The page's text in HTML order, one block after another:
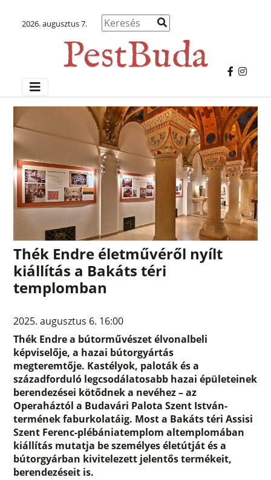
2026. augusztus 7.
Thék Endre életművéről nyílt
kiállítás a Bakáts téri
templomban
2025. augusztus 6. 16:00
Thék Endre a bútorművészet élvonalbeli
képviselője, a hazai bútorgyártás
megteremtője. Kastélyok, paloták és a
századforduló legcsodálatosabb hazai épületeinek
berendezései kötődnek a nevéhez – az
Operaháztól a Budavári Palota Szent István-
termének faburkolatáig. Most a Bakáts téri Assisi
Szent Ferenc-plébániatemplom altemplomában
kiállítás mutatja be személyes életútját és a
bútorgyárban kivitelezett jelentős termékeit,
berendezéseit is.